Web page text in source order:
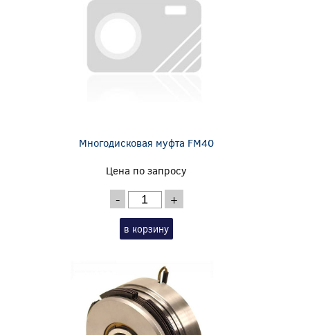
Многодисковая муфта FM40
Цена по запросу
- +
в корзину